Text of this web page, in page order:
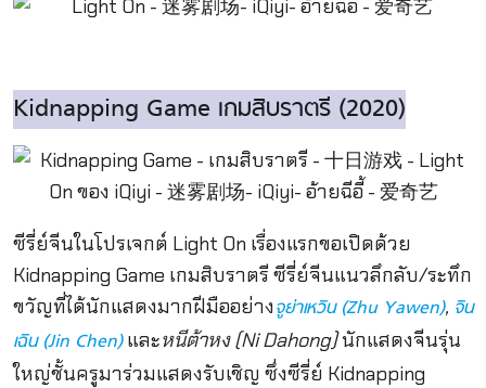
Kidnapping Game เกมสิบราตรี (2020)
ซีรี่ย์จีนในโปรเจกต์ Light On เรื่องแรกขอเปิดด้วย
Kidnapping Game เกมสิบราตรี ซีรี่ย์จีนแนวลึกลับ/ระทึก
ขวัญที่ได้นักแสดงมากฝีมืออย่างจูย่าเหวิน (Zhu Yawen), จิน
เฉิน (Jin Chen)และหนีต้าหง (Ni Dahong)นักแสดงจีนรุ่น
ใหญ่ชั้นครูมาร่วมแสดงรับเชิญ ซึ่งซีรี่ย์ Kidnapping